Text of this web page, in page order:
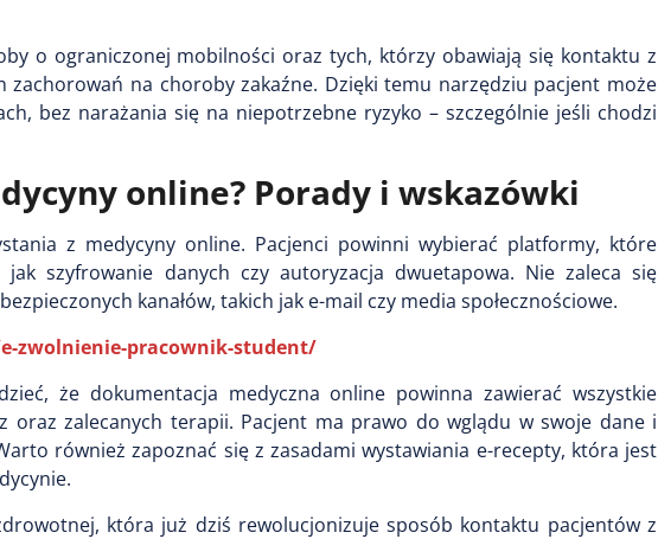
o ograniczonej mobilności oraz tych, którzy obawiają się kontaktu z
na choroby zakaźne. Dzięki temu narzędziu pacjent może
bez narażania się na niepotrzebne ryzyko – szczególnie jeśli chodzi
online? Porady i wskazówki
z medycyny online. Pacjenci powinni wybierać platformy, które
szyfrowanie danych czy autoryzacja dwuetapowa. Nie zaleca się
kanałów, takich jak e-mail czy media społecznościowe.
zwolnienie-pracownik-student/
że dokumentacja medyczna online powinna zawierać wszystkie
oraz zalecanych terapii. Pacjent ma prawo do wglądu w swoje dane i
również zapoznać się z zasadami wystawiania e-recepty, która jest
która już dziś rewolucjonizuje sposób kontaktu pacjentów z